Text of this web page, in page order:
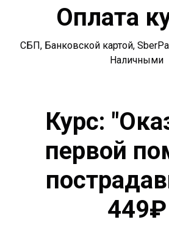
Оплата
СБП, Банковской картой,
Наличными
Курс:
первой
449₽